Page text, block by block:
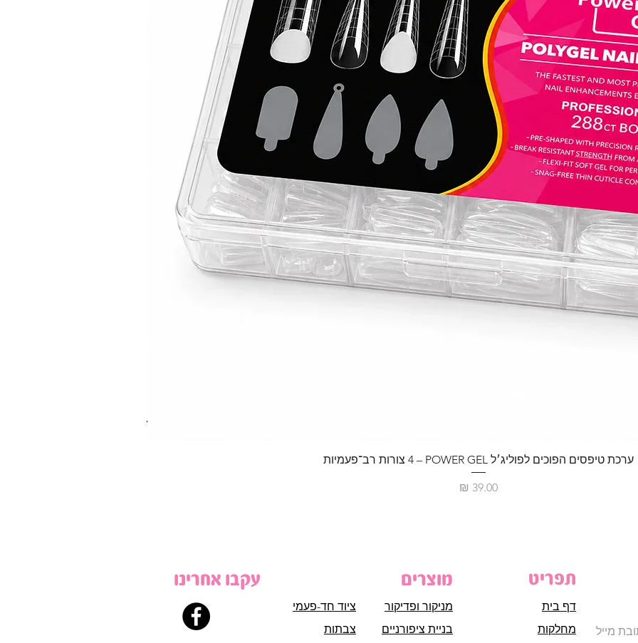
ערכת טיפסים הפוכים לפוליג׳ל POWER GEL – ‏4 צורות רב־פעמיות
מחיר
עקבו אחרינו מוצרים
ציוד חד-פעמי
צבתות
מניקור ופדיקור
בניית ציפורניים
תפריט
דף בית
מחלקות